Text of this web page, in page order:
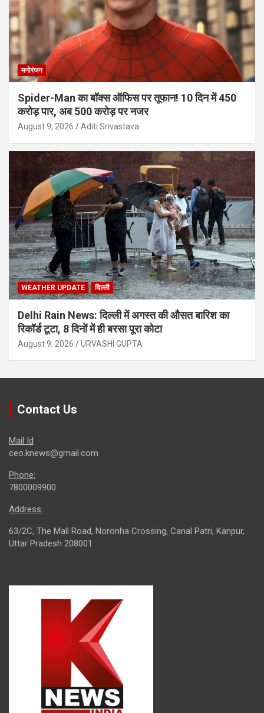
मनोरंजन
Spider-Man का बॉक्स ऑफिस पर तूफान! 10 दिन में 450
करोड़ पार, अब 500 करोड़ पर नजर
August 9, 2026 Aditi Srivastava
WEATHER UPDATE दिल्ली
Delhi Rain News: दिल्ली में अगस्त की औसत बारिश का
रिकॉर्ड टूटा, 8 दिनों में ही बरसा पूरा कोटा
August 9, 2026 URVASHI GUPTA
Contact Us
Mail Id
ceo.knews@gmail.com
Phone:
7800009900
Address:
63/2C, The Mall Road, Noronha Crossing, Canal Patri, Kanpur,
Uttar Pradesh 208001